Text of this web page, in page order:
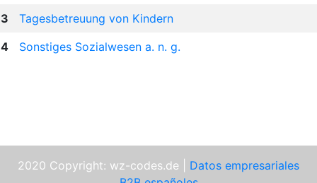
3
Tagesbetreuung von Kindern
4
Sonstiges Sozialwesen a. n. g.
2020 Copyright: wz-codes.de | Datos empresariales